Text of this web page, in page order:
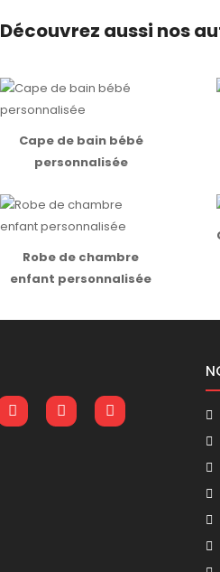
Découvrez aussi nos
Cape de bain bébé
personnalisée
Robe de chambre
enfant personnalisée